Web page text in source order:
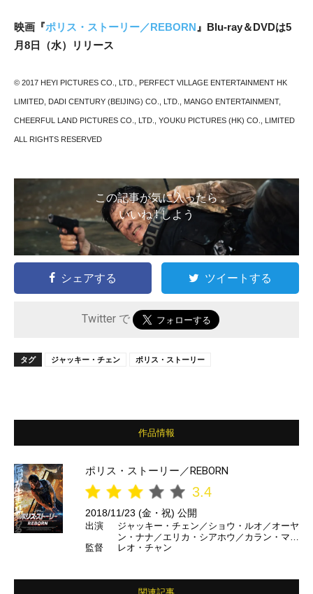
映画『ポリス・ストーリー／REBORN 』Blu-ray＆DVDは5
月8日（水）リリース
© 2017 HEYI PICTURES CO., LTD., PERFECT VILLAGE ENTERTAINMENT HK
LIMITED, DADI CENTURY (BEIJING) CO., LTD., MANGO ENTERTAINMENT,
CHEERFUL LAND PICTURES CO., LTD., YOUKU PICTURES (HK) CO., LIMITED
ALL RIGHTS RESERVED
この記事が気に入ったら
いいね ! しよう
シェアする ツイートする
Twitter で
タグ ジャッキー・チェン ポリス・ストーリー
作品情報
ポリス・ストーリー／REBORN
3.4
2018/11/23 (金・祝) 公開
出演
ジャッキー・チェン／ショウ・ルオ／オーヤ
ン・ナナ／エリカ・シアホウ／カラン・マル
ヴェイ／テス・ハウブリック ほか
監督 レオ・チャン